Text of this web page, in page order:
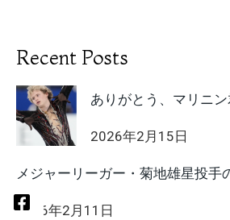
Recent Posts
ありがとう、マリニン
2026年2月15日
メジャーリーガー・菊地雄星投手
2026年2月11日